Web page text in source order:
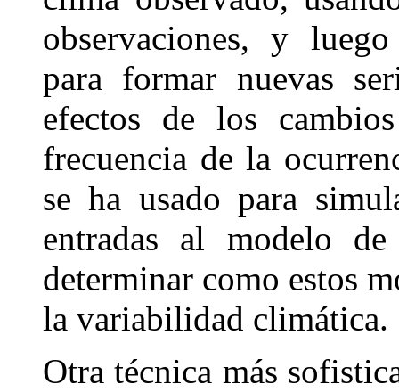
observaciones, y
para formar nuevas
efectos de los
frecuencia de la
se ha usado para
entradas al modelo
determinar como estos
la variabilidad climática.
Otra técnica más